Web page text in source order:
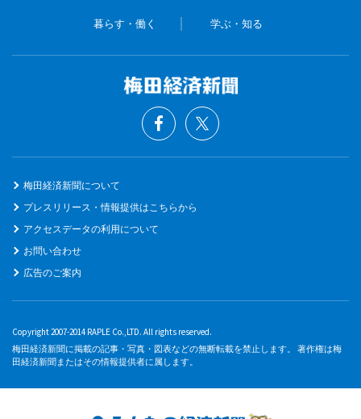
暮らす・働く 学ぶ・知る
梅田経済新聞について
プレスリリース・情報提供はこちらから
アクセスデータの利用について
お問い合わせ
広告のご案内
Copyright 2007-2014 RAPLE Co.,LTD. All rights reserved.
梅田経済新聞に掲載の記事・写真・図表などの無断転載を禁止します。 著作権は梅
田経済新聞またはその情報提供者に属します。